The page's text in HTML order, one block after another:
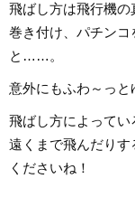
飛ばし方は飛行機
巻き付け、パチン
と……。
意外にもふわ～っと
飛ばし方によってい
遠くまで飛んだり
くださいね！